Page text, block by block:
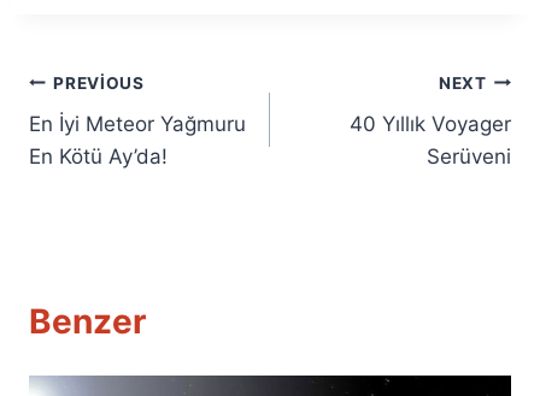
Yazı
gezinmesi
PREVIOUS
En İyi Meteor Yağmuru
En Kötü Ay’da!
NEXT
40 Yıllık Voyager
Serüveni
Benzer